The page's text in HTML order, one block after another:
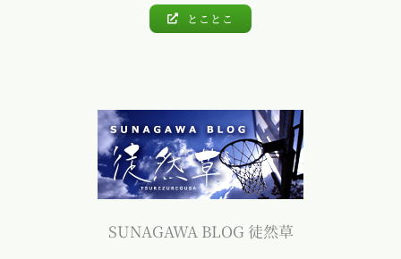
とことこ
SUNAGAWA BLOG 徒然草